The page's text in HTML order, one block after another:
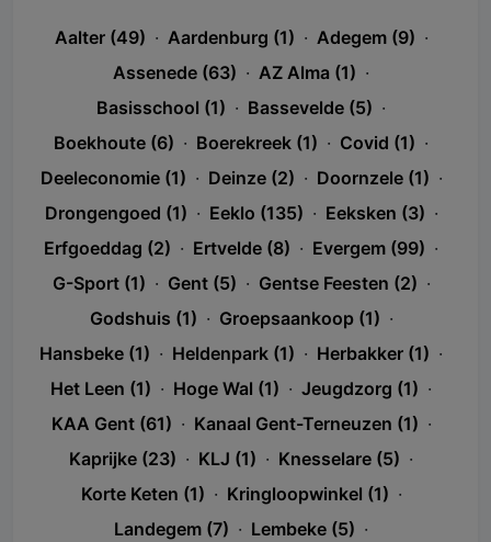
Aalter (49) · Aardenburg (1) · Adegem (9) ·
Assenede (63) · AZ Alma (1) ·
Basisschool (1) · Bassevelde (5) ·
Boekhoute (6) · Boerekreek (1) · Covid (1) ·
Deeleconomie (1) · Deinze (2) · Doornzele (1) ·
Drongengoed (1) · Eeklo (135) · Eeksken (3) ·
Erfgoeddag (2) · Ertvelde (8) · Evergem (99) ·
G-Sport (1) · Gent (5) · Gentse Feesten (2) ·
Godshuis (1) · Groepsaankoop (1) ·
Hansbeke (1) · Heldenpark (1) · Herbakker (1) ·
Het Leen (1) · Hoge Wal (1) · Jeugdzorg (1) ·
KAA Gent (61) · Kanaal Gent-Terneuzen (1) ·
Kaprijke (23) · KLJ (1) · Knesselare (5) ·
Korte Keten (1) · Kringloopwinkel (1) ·
Landegem (7) · Lembeke (5) ·